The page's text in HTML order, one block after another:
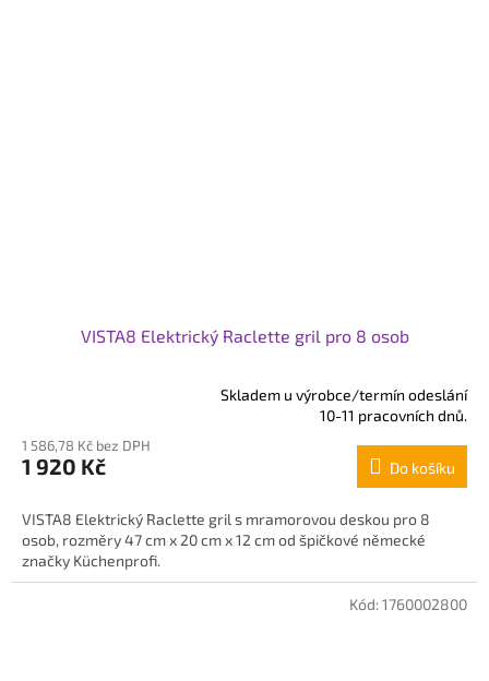
VISTA8 Elektrický Raclette gril pro 8 osob
produktu
je
z
hvězdiček.
Skladem u výrobce/termín odeslání
10-11 pracovních dnů.
1 586,78 Kč bez DPH
1 920 Kč Do košíku
VISTA8 Elektrický Raclette gril s mramorovou deskou pro 8
osob, rozměry 47 cm x 20 cm x 12 cm od špičkové německé
značky Küchenprofi.
Kód:1760002800